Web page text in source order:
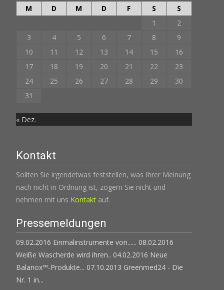
M
D M D F S
S
1
2
3
4 5 6 7 8
9
10
11 12 13 14 15
16
17
18 19 20 21 22
23
24
25 26 27 28 29
30
31
« Dez.
Kontakt
Sollten Sie irgendetwas feststellen, was Ihrer Meinung
nach nicht in Ordnung ist, zögern Sie nicht und
nehmen mit uns Kontakt auf.
Pressemeldungen
09.02.2016 Einmalinstrumente von...... 08.02.2016
Weiße Wascherde wird ihren.. 04.02.2016 Neue
Balanox™-Produkte... 07.10.2013 Greenmed24 - Die
Nr. 1 in...